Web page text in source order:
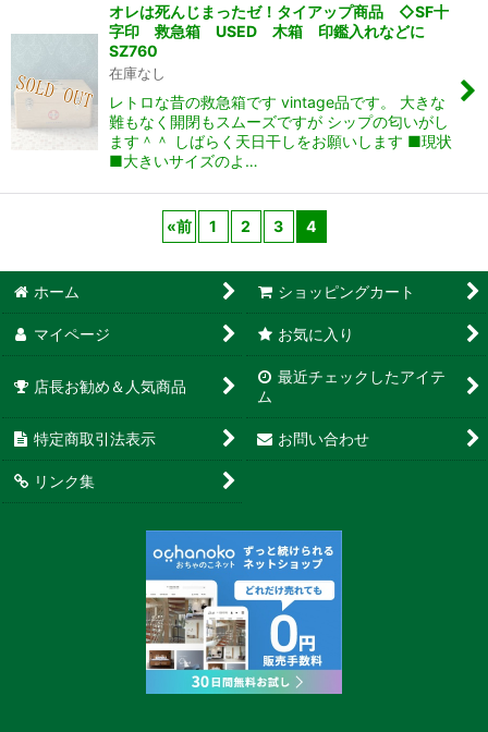
オレは死んじまったゼ！タイアップ商品 ◇SF十
字印 救急箱 USED 木箱 印鑑入れなどに
SZ760
在庫なし
レトロな昔の救急箱です vintage品です。 大きな
難もなく開閉もスムーズですが シップの匂いがし
ます＾＾ しばらく天日干しをお願いします ■現状
■大きいサイズのよ…
«前 1 2 3 4
ホーム ショッピングカート
マイページ お気に入り
店長お勧め＆人気商品
最近チェックしたアイテ
ム
特定商取引法表示 お問い合わせ
リンク集